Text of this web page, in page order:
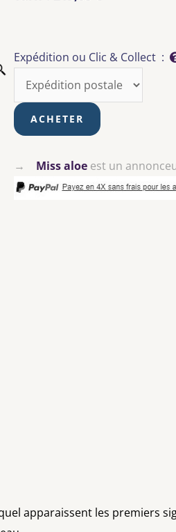
Expédition ou Clic & Collect :
→ Miss aloe est un
apparaissent les premiers